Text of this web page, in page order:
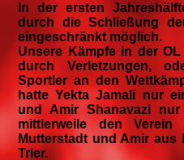
In der ersten
durch die Schließung
eingeschränkt möglich.
Unsere Kämpfe in der
durch Verletzungen,
Sportler an den
hatte Yekta Jamali nur
und Amir Shanavazi
mittlerweile den Verein
Mutterstadt und Amir aus
Trier.